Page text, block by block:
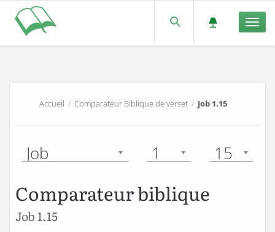
Accueil /Comparateur Biblique de verset / Job 1.15
Job 1 15
Comparateur biblique
Job 1.15